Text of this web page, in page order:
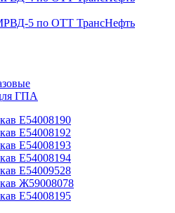
5 по ОТТ ТрансНефть
ГПА
Е54008190
Е54008192
Е54008193
Е54008194
Е54009528
Ж59008078
Е54008195